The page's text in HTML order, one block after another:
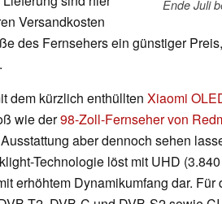
Ende Juli
Versandkosten
des Fernsehers ein günstiger
dem kürzlich enthüllten Xiaomi
wie der98-Zoll-Fernseher von
aber dennoch sehen
Technologie löst mit UHD
erhöhtem Dynamikumfang dar. Für